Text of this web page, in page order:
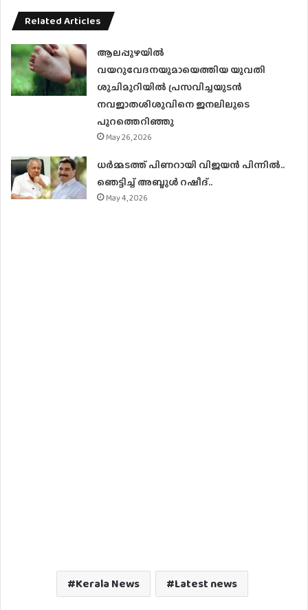
Related Articles
ആലപ്പുഴയിൽ
വയറുവേദനയുമായെത്തിയ യുവതി
ശുചിമുറിയിൽ പ്രസവിച്ചയുടൻ
നവജാതശിശുവിനെ ജനലിലൂടെ
പുറത്തെറിഞ്ഞു
May 26, 2026
ധര്‍മ്മടത്ത് പിണറായി വിജയന്‍ പിന്നില്‍..
ഞെട്ടിച്ച് അബ്ദുൾ റഷീദ്..
May 4, 2026
Kerala News Latest news